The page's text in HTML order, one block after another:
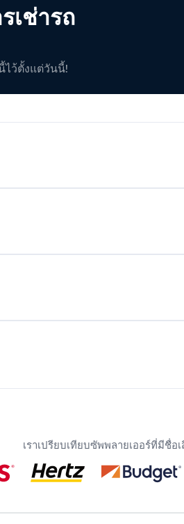
เช่ารถ
ไว้ตั้งแต่วันนี้!
เราเปรียบเทียบซัพพลายเออร์ที่มีชื่อ